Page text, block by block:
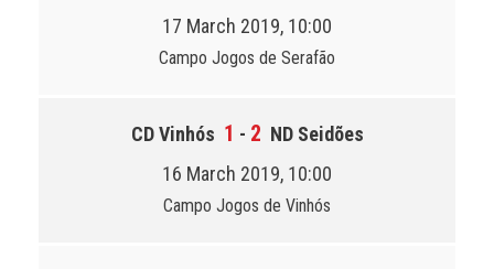
17 March 2019, 10:00
Campo Jogos de Serafão
CD Vinhós 1 - 2 ND Seidões
16 March 2019, 10:00
Campo Jogos de Vinhós